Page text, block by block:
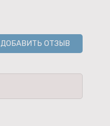
ДОБАВИТЬ ОТЗЫВ